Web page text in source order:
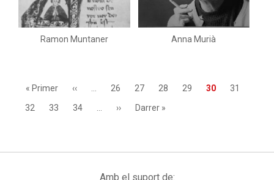
Ramon Muntaner Anna Murià
Primera
« Primer
Pàgina
‹‹ Page
26 Page
27 Page
28 Page
29
Pàgina
30 Page
31
Page
32 Page
33 Page
34
Pàgina
››
Última
Darrer »
Amb el suport de: